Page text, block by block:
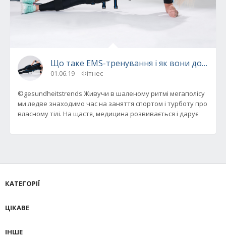
Що таке EMS-тренування і як вони
01.06.19 Фітнес
©gesundheitstrends Живучи в шаленому ритмі мегаполісу
ми ледве знаходимо час на заняття спортом і турботу про
власному тілі. На щастя, медицина розвивається і дарує
КАТЕГОРІЇ
ЦІКАВЕ
ІНШЕ